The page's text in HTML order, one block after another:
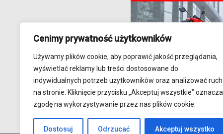
Cenimy prywatność użytkowników
Używamy plików cookie, aby poprawić jakość przeglądania,
wyświetlać reklamy lub treści dostosowane do
indywidualnych potrzeb użytkowników oraz analizować ruch
na stronie. Kliknięcie przycisku „Akceptuj wszystkie” oznacza
zgodę na wykorzystywanie przez nas plików cookie.
Dostosuj Odrzucać Akceptuj wszystko